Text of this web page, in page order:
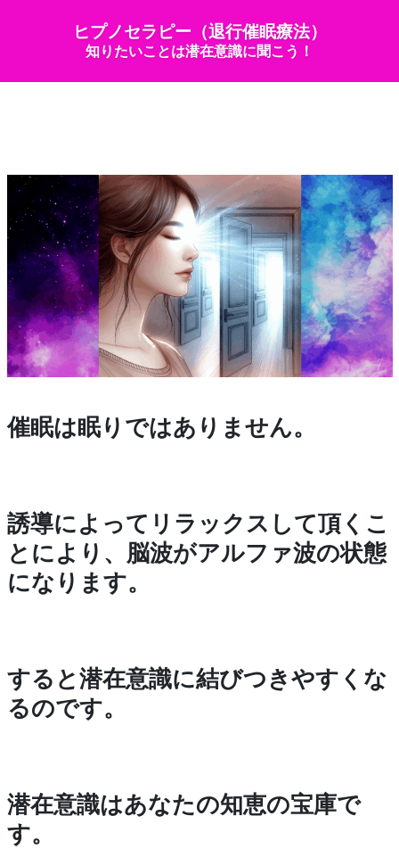
ヒプノセラピー（退行催眠療法）
知りたいことは潜在意識に聞こう！
催眠は眠りではありません。
誘導によってリラックスして頂くこ
とにより、脳波がアルファ波の状態
になります。
すると潜在意識に結びつきやすくな
るのです。
潜在意識はあなたの知恵の宝庫で
す。